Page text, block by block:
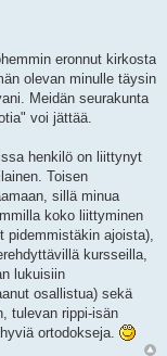
eronnut kirkosta
olevan minulle täysin
Meidän seurakunta
voi jättää.
henkilö on liittynyt
Toisen
sillä minua
koko liittyminen
pidemmistäkin ajoista),
kursseilla,
lukuisiin
osallistua) sekä
tulevan rippi-isän
ortodokseja.